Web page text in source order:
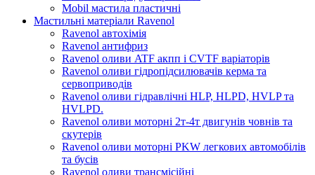
Mobil мастила пластичні
Мастильні матеріали Ravenol
Ravenol автохімія
Ravenol антифриз
Ravenol оливи ATF акпп і CVTF варіаторів
Ravenol оливи гідропідсилювачів керма та
сервоприводів
Ravenol оливи гідравлічні HLP, HLPD, HVLP та
HVLPD.
Ravenol оливи моторні 2т-4т двигунів човнів та
скутерів
Ravenol оливи моторні PKW легкових автомобілів
та бусів
Ravenol оливи трансмісійні